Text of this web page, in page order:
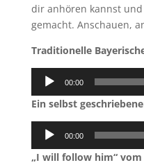
dir anhören kannst
gemacht. Anschauen,
Traditionelle
Audio-
Player
00:00
Ein selbst
Audio-
Player
00:00
„I will follow him“ vom